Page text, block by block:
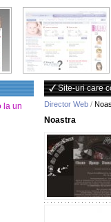
la un
Site-uri care
Director Web /
Noastra